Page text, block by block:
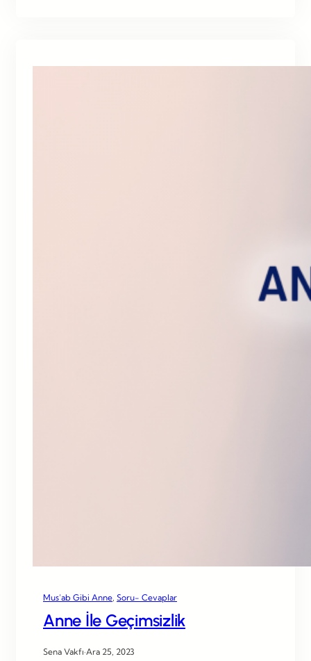
Mus’ab Gibi Anne Soru- Cevaplar
Anne İle Geçimsizlik
Sena Vakfı·Ara 25, 2023